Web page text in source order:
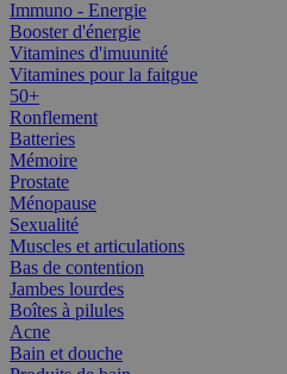
Immuno - Energie
Booster d'énergie
Vitamines d'imuunité
Vitamines pour la faitgue
50+
Ronflement
Batteries
Mémoire
Prostate
Ménopause
Sexualité
Muscles et articulations
Bas de contention
Jambes lourdes
Boîtes à pilules
Acne
Bain et douche